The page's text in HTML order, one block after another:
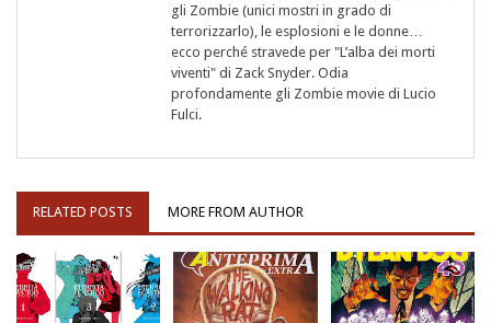
gli Zombie (unici mostri in grado di
terrorizzarlo), le esplosioni e le donne…
ecco perché stravede per "L’alba dei morti
viventi" di Zack Snyder. Odia
profondamente gli Zombie movie di Lucio
Fulci.
RELATED POSTS MORE FROM AUTHOR